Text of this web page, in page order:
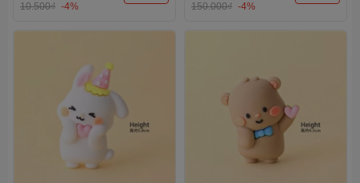
10.500₫ -4% 150.000₫ -4%